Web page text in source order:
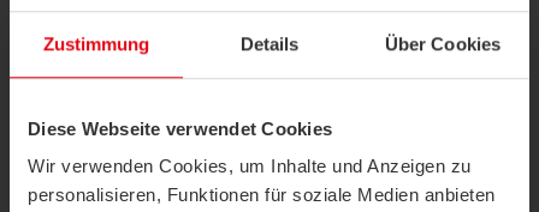
Zustimmung Details Über Cookies
Diese Webseite verwendet Cookies
Wir verwenden Cookies, um Inhalte und Anzeigen zu
personalisieren, Funktionen für soziale Medien anbieten